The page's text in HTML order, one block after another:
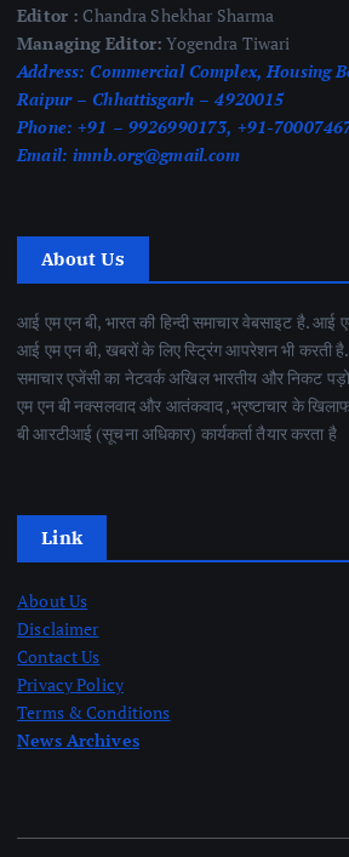
Editor : Chandra Shekhar Sharma
Managing Editor: Yogendra Tiwari
Address: Commercial Complex, Housing
Raipur – Chhattisgarh – 4920015
Phone: +91 – 9926990173, +91-
Email: imnb.org@gmail.com
About Us
आई एम एन बी, भारत की हिन्दी समाचार वेबसाइट है. आई
आई एम एन बी, खबरों के लिए स्ट्रिंग आपरेशन भी करती है.
समाचार एजेंसी का नेटवर्क अखिल भारतीय और निकट
एम एन बी नक्सलवाद और आतंकवाद ,भ्रष्टाचार के
बी आरटीआई (सूचना अधिकार) कार्यकर्ता तैयार करता है
Link
About Us
Disclaimer
Contact Us
Privacy Policy
Terms & Conditions
News Archives